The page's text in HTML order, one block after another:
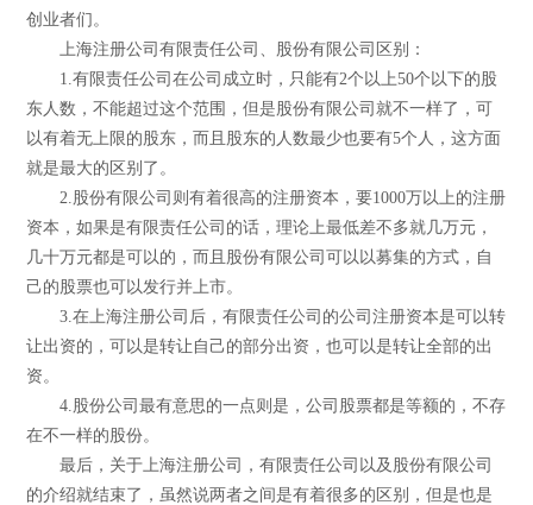
创业者们。
上海注册公司有限责任公司、股份有限公司区别：
1.有限责任公司在公司成立时，只能有2个以上50个以下的股
东人数，不能超过这个范围，但是股份有限公司就不一样了，可
以有着无上限的股东，而且股东的人数最少也要有5个人，这方面
就是最大的区别了。
2.股份有限公司则有着很高的注册资本，要1000万以上的注册
资本，如果是有限责任公司的话，理论上最低差不多就几万元，
几十万元都是可以的，而且股份有限公司可以以募集的方式，自
己的股票也可以发行并上市。
3.在上海注册公司后，有限责任公司的公司注册资本是可以转
让出资的，可以是转让自己的部分出资，也可以是转让全部的出
资。
4.股份公司最有意思的一点则是，公司股票都是等额的，不存
在不一样的股份。
最后，关于上海注册公司，有限责任公司以及股份有限公司
的介绍就结束了，虽然说两者之间是有着很多的区别，但是也是